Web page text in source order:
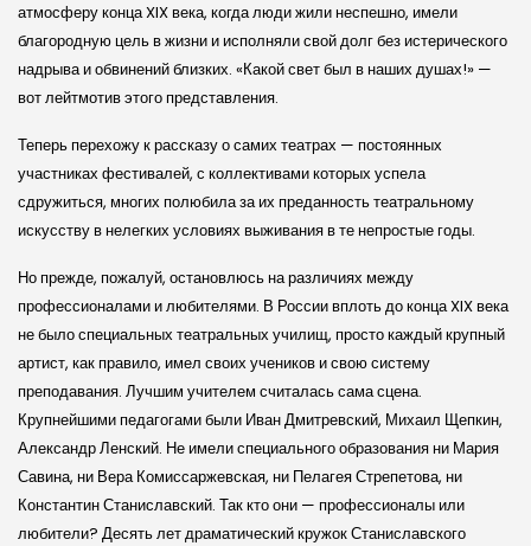
атмосферу конца XIX века, когда люди жили неспешно, имели
благородную цель в жизни и исполняли свой долг без истериче­ского
надрыва и обвинений близких. «Какой свет был в наших душах!» —
вот лейтмотив этого представления.
Теперь перехожу к рассказу о самих театрах — постоянных
участниках фестивалей, с коллективами которых успела
сдружиться, многих полюбила за их преданность театральному
искусству в нелегких условиях выживания в те непростые годы.
Но прежде, пожалуй, остановлюсь на различиях между
профессионалами и любителями. В России вплоть до конца XIX века
не было специальных театральных училищ, просто каждый крупный
артист, как правило, имел своих учеников и свою систему
преподавания. Лучшим учителем считалась сама сцена.
Крупнейшими педагогами были Иван Дмитрев­ский, Михаил Щепкин,
Александр Лен­ский. Не имели специального образования ни Мария
Савина, ни Вера Комиссаржев­ская, ни Пелагея Стрепетова, ни
Константин Станислав­ский. Так кто они — профессионалы или
любители? Десять лет драматиче­ский кружок Станислав­ского